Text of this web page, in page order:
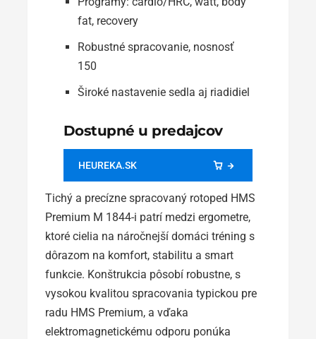
fat, recovery
Robustné spracovanie, nosnosť
150
Široké nastavenie sedla aj riadidiel
Dostupné u predajcov
HEUREKA.SK
Tichý a precízne spracovaný rotoped HMS
Premium M 1844-i patrí medzi ergometre,
ktoré cielia na náročnejší domáci tréning s
dôrazom na komfort, stabilitu a smart
funkcie. Konštrukcia pôsobí robustne, s
vysokou kvalitou spracovania typickou pre
radu HMS Premium, a vďaka
elektromagnetickému odporu ponúka